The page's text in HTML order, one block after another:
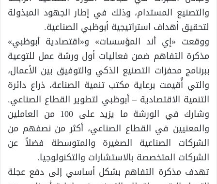
والتصنيع المستدام، وذلك في إطار الجهود المبذولة
لتحقيق أهداف استراتيجية أبوظبي الصناعية.
ووقعت «إي أند المؤسسات» و«اقتصادية أبوظبي»
مذكرة التفاهم ضمن فعاليات أول ورشة عمل للتوعية
ببرنامج محفزات التصنيع الذكي والتوفيق بين الأعمال،
والتي أُقيمت برعاية مكتب تنمية الصناعة، ذراع دائرة
التنمية الاقتصادية – أبوظبي لتطوير القطاع الصناعي.
وشارك في الورشة ما يزيد على 100 من العاملين
والمعنيين في القطاع الصناعي، أكثر من نصفهم من
الشركات الصناعية الصغيرة والمتوسطة فضلاً عن
الشركات المتخصصة بالاستشارات والتكنولوجيا.
تهدف مذكرة التفاهم بشكل أساسي إلى دفع عجلة